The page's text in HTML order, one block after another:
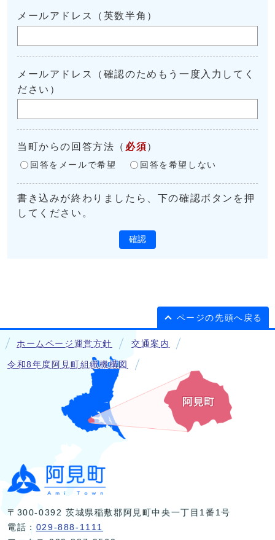
メールアドレス（英数半角）
メールアドレス（確認のためもう一度入力してく
ださい）
当町からの回答方法 （ 必須 ）
回答をメールで希望 回答を希望しない
書き込みが終わりましたら、下の確認ボタンを押
してください。
確認
ページの先頭へ戻る
ホームページ運営方針 交通案内
令和8年度阿見町組織機構図
〒300-0392 茨城県稲敷郡阿見町中央一丁目1番1号
電話： 029-888-1111